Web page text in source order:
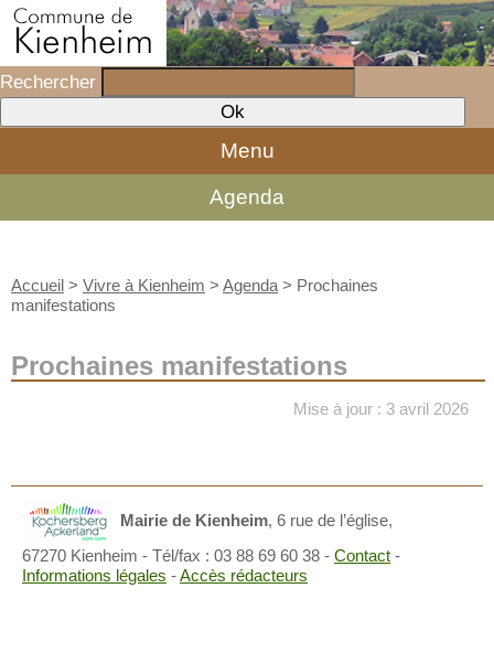
Rechercher
Menu
Agenda
Accueil > Vivre à Kienheim > Agenda > Prochaines
manifestations
Prochaines manifestations
Mise à jour : 3 avril 2026
Mairie de Kienheim, 6 rue de l’église,
67270 Kienheim - Tél/fax : 03 88 69 60 38 - Contact -
Informations légales -Accès rédacteurs